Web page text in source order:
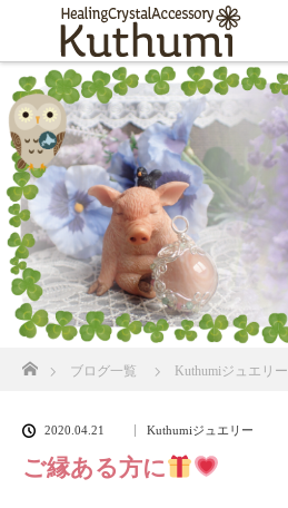
ブログ一覧 Kuthumiジュエリー
2020.04.21 Kuthumiジュエリー
ご縁ある方に